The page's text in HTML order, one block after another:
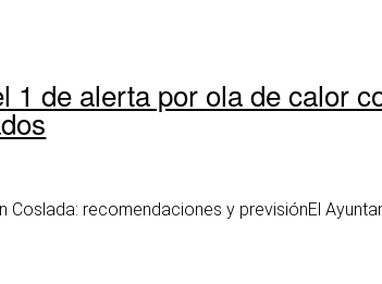
1 de alerta por ola de calor
Coslada: recomendaciones y previsiónEl